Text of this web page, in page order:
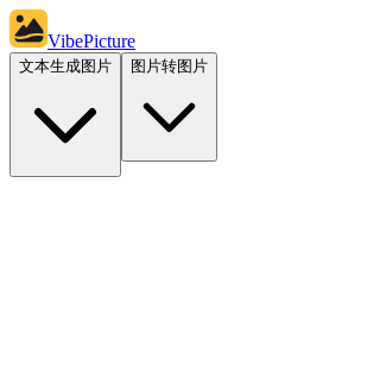
VibePicture
文本生成图片 图片转图片